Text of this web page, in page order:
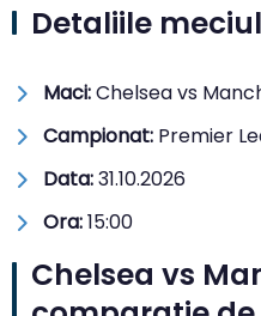
Detaliile
Maci:Chelsea vs
Campionat: Premier
Data:31.10.2026
Ora:15:00
Chelsea vs